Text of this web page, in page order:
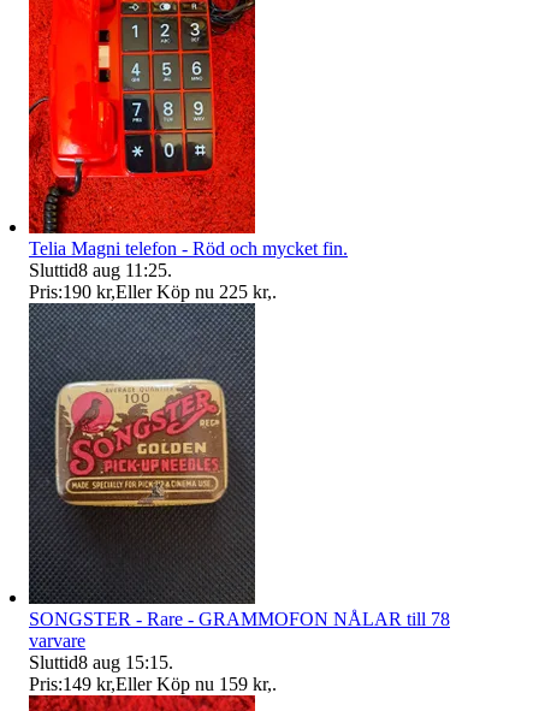
Telia Magni telefon - Röd och mycket fin.
Sluttid8 aug 11:25.
Pris:190 kr,Eller Köp nu 225 kr,.
SONGSTER - Rare - GRAMMOFON NÅLAR till 78
varvare
Sluttid8 aug 15:15.
Pris:149 kr,Eller Köp nu 159 kr,.